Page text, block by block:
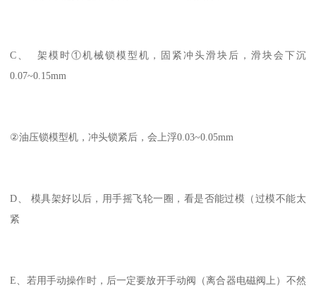
C、 架模时①机械锁模型机，固紧冲头滑块后，滑块会下沉
0.07~0.15mm
②油压锁模型机，冲头锁紧后，会上浮0.03~0.05mm
D、 模具架好以后，用手摇飞轮一圈，看是否能过模（过模不能太
紧
E、若用手动操作时，后一定要放开手动阀（离合器电磁阀上）不然